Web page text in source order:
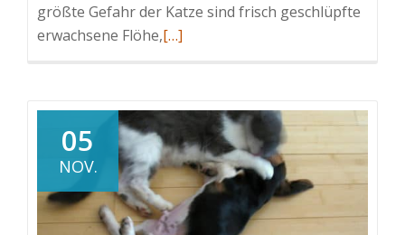
größte Gefahr der Katze sind frisch geschlüpfte
erwachsene Flöhe,Read
Katzenfloh
–
Ctenocephalides
felis
[…]
05
NOV.